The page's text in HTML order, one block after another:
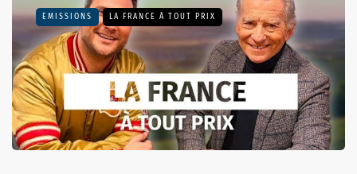
EMISSIONS LA FRANCE À TOUT PRIX